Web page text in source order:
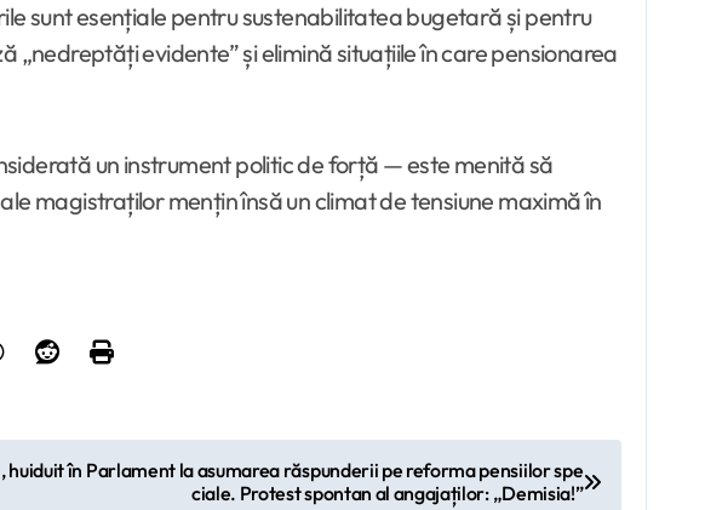
sunt esențiale pentru sustenabilitatea bugetară și pentru
evidente” și elimină situațiile în care pensionarea
un instrument politic de forță — este menită să
magistraților mențin însă un climat de tensiune maximă în
huiduit în Parlament la asumarea răspunderii pe reforma pensiilor spe
ciale. Protest spontan al angajaților: „Demisia!”